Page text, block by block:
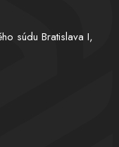
súdu Bratislava I,